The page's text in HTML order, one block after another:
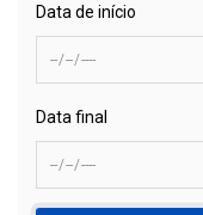
Data de início
Data final